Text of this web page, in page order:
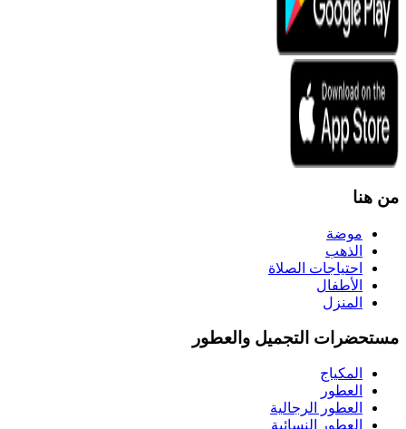
من هنا
موضة
الذهب
احتياجات الصلاة
الأطفال
المنزل
مستحضرات التجميل والعطور
المكياج
العطور
العطور الرجالية
العطور النسائية